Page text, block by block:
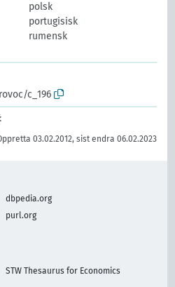
polsk
portugisisk
rumensk
c_196
03.02.2012, sist endra 06.02.2023
dbpedia.org
purl.org
STW Thesaurus for Economics